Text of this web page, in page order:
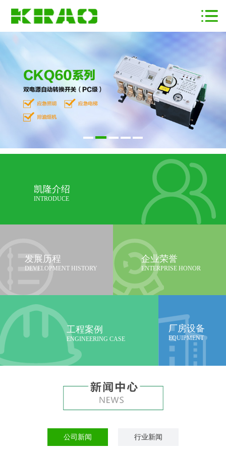
凯隆介绍
INTRODUCE
发展历程
DEVELOPMENT HISTORY
企业荣誉
ENTERPRISE HONOR
工程案例
ENGINEERING CASE
厂房设备
EQUIPMENT
公司新闻 行业新闻